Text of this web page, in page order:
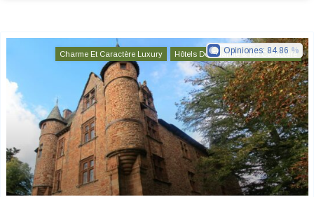
Charme Et Caractère Luxury Hôtels De Charme & De Caractère
Opiniones: 84.86